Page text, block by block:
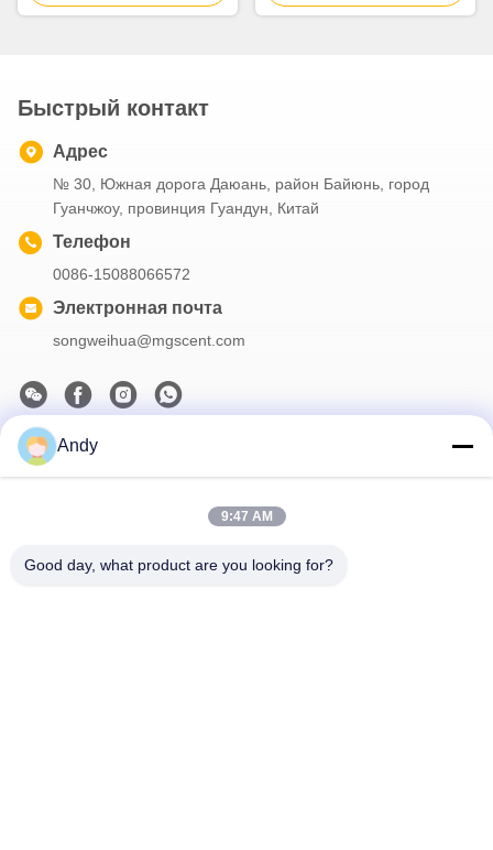
ежедневного
Быстрый контакт
Адрес
№ 30, Южная дорога Даюань, район Байюнь, город
Гуанчжоу, провинция Гуандун, Китай
Телефон
0086-15088066572
Электронная почта
songweihua@mgscent.com
Наш бюллетень
получения скидок и прочего.
Andy
9:47 AM
Good day, what product are you looking for?